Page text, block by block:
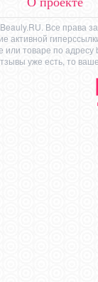
Все права
активной
или товаре по адресу
уже есть, то